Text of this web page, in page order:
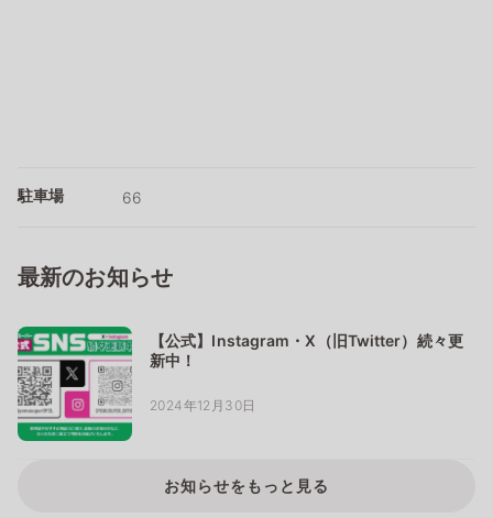
駐車場 66
最新のお知らせ
【公式】Instagram・X（旧Twitter）続々更
新中！
2024年12月30日
お知らせをもっと見る